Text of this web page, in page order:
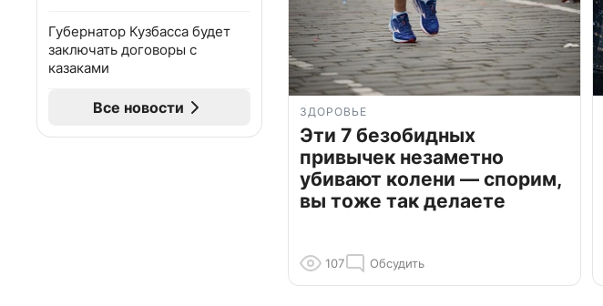
Губернатор Кузбасса будет
заключать договоры с
казаками
Все новости ЗДОРОВЬЕ
Эти 7 безобидных
привычек незаметно
убивают колени — спорим,
вы тоже так делаете
107 Обсудить